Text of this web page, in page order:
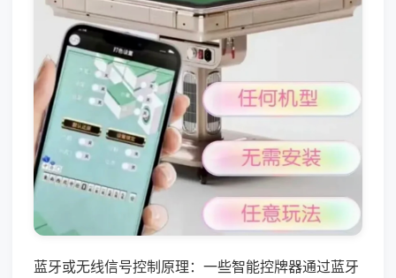
蓝牙或无线信号控制原理：一些智能控牌器通过蓝牙